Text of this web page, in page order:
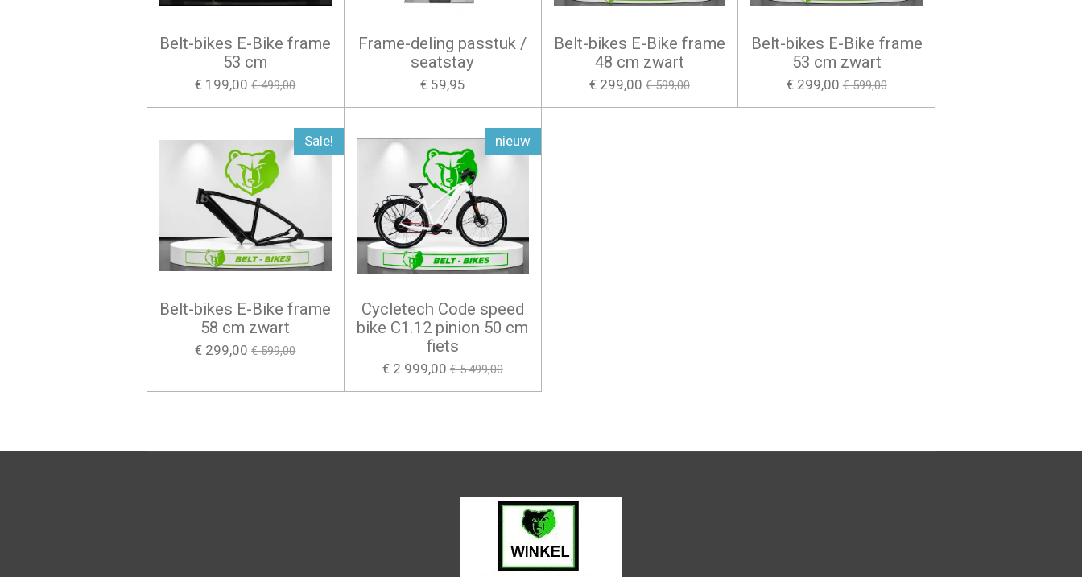
Belt-bikes E-Bike frame
53 cm
€ 199,00 € 499,00
Frame-deling passtuk /
seatstay
€ 59,95
Belt-bikes E-Bike frame
48 cm zwart
€ 299,00 € 599,00
Belt-bikes E-Bike frame
53 cm zwart
€ 299,00 € 599,00
Sale!
Belt-bikes E-Bike frame
58 cm zwart
€ 299,00 € 599,00
nieuw
Cycletech Code speed
bike C1.12 pinion 50 cm
fiets
€ 2.999,00 € 5.499,00